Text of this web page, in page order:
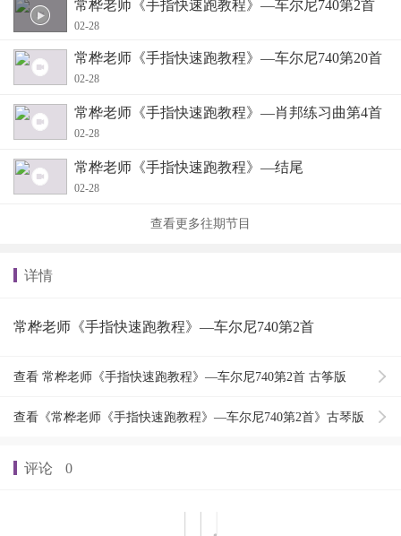
常桦老师《手指快速跑教程》—车尔尼740第2首
02-28
常桦老师《手指快速跑教程》—车尔尼740第20首
02-28
常桦老师《手指快速跑教程》—肖邦练习曲第4首
02-28
常桦老师《手指快速跑教程》—结尾
02-28
查看更多往期节目
详情
常桦老师《手指快速跑教程》—车尔尼740第2首
查看 常桦老师《手指快速跑教程》—车尔尼740第2首 古筝版
查看《常桦老师《手指快速跑教程》—车尔尼740第2首》古琴版
评论 0